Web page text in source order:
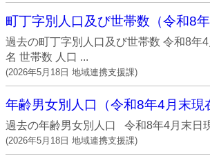
町丁字別人口及び世帯数（令和8年
過去の町丁字別人口及び世帯数 令和8年
名 世帯数 人口 ...
(2026年5月18日 地域連携支援課)
年齢男女別人口（令和8年4月末現
過去の年齢男女別人口 令和8年4月末日
(2026年5月18日 地域連携支援課)